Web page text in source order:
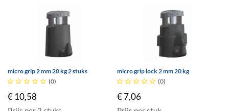
micro grip 2 mm 20 kg 2 stuks
     (0)
€ 10,58
micro grip lock 2 mm 20 kg
     (0)
€ 7,06